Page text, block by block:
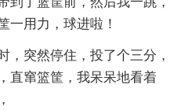
一用力，球进啦！
，突然停住，投了个三分，
直窜篮筐，我呆呆地看着